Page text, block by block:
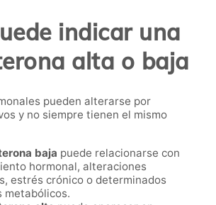
indicar una
alta o baja
pueden alterarse por
y no siempre tienen el mismo
baja puede relacionarse con
hormonal, alteraciones
estrés crónico o determinados
metabólicos.